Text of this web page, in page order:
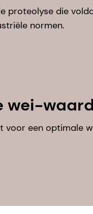
proteolyse die
normen.
wei-
voor een optimale